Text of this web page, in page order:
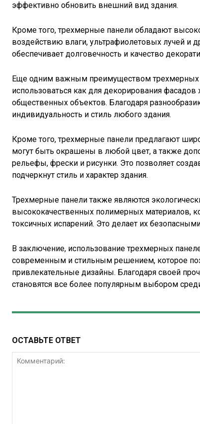
эффективно обновить внешний вид здания.
Кроме того, трехмерные панели обладают
воздействию влаги, ультрафиолетовых лучей и
обеспечивает долговечность и качество
Еще одним важным преимуществом трехмерных
использоваться как для декорирования
общественных объектов. Благодаря
индивидуальность и стиль любого здания.
Кроме того, трехмерные панели предлагают
могут быть окрашены в любой цвет, а также
рельефы, фрески и рисунки. Это позволяет
подчеркнут стиль и характер здания.
Трехмерные панели также являются
высококачественных полимерных материалов,
токсичных испарений. Это делает их
В заключение, использование трехмерных
современным и стильным решением, которое
привлекательные дизайны. Благодаря своей
становятся все более популярным выбором
ОСТАВЬТЕ ОТВЕТ